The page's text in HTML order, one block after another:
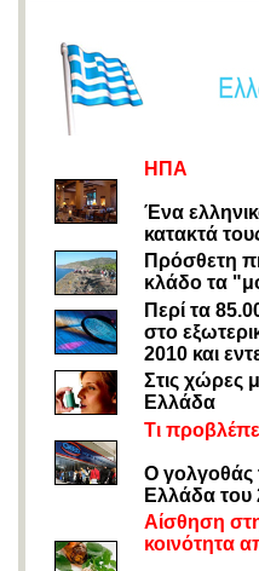
ΗΠΑ
Ένα
κατακτά
Πρόσθετη
κλάδο τα
Περί τα
στο
2010 και
Στις χώρες
Ελλάδα
Τι
Ο γολγοθάς
Ελλάδα του
Αίσθηση
κοινότητα